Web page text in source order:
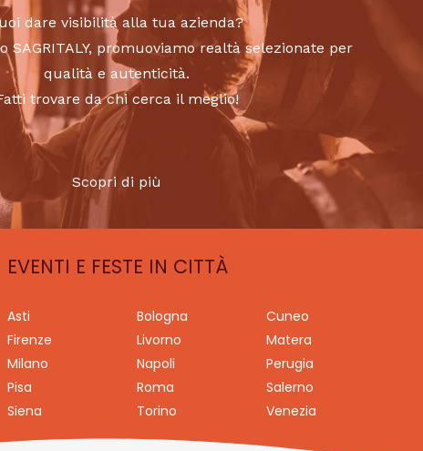
dare visibilità alla tua azienda?
SAGRITALY, promuoviamo realtà selezionate per
qualità e autenticità.
trovare da chi cerca il meglio!
Scopri di più
EVENTI E FESTE IN CITTÀ
Asti Bologna
Cuneo
Firenze
Livorno
Matera
Milano
Napoli
Perugia
Pisa
Roma
Salerno
Siena
Torino Venezia